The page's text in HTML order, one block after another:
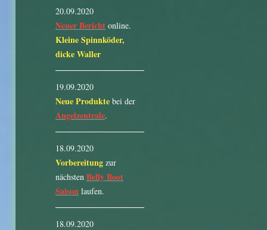
20.09.2020
Neuer Bericht online.
Kleine Spinnköder,
dicke Waller
19.09.2020
Neue Produkte bei der
Angelzentrale.
18.09.2020
Vorbereitung zur
nächsten Belly Boot
Saison laufen.
18.09.2020